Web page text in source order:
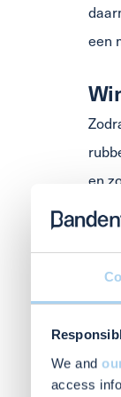
We and
access
een
en